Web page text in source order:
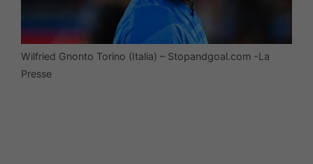
Wilfried Gnonto Torino (Italia) – Stopandgoal.com -La
Presse